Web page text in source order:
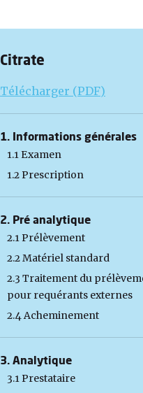
Citrate
Télécharger (PDF)
1. Informations générales
1.1 Examen
1.2 Prescription
2. Pré analytique
2.1 Prélèvement
2.2 Matériel standard
2.3 Traitement du
pour requérants externes
2.4 Acheminement
3. Analytique
3.1 Prestataire